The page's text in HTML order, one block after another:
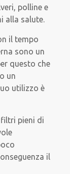
polline e
alla salute.
il tempo
sono un
questo che
un
utilizzo è
pieni di
il